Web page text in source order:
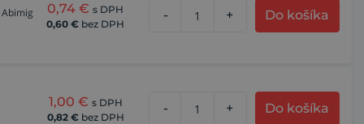
0,74 € s DPH
0,60 € bez DPH
- + Do košíka
1,00 € s DPH
0,82 € bez DPH
- + Do košíka